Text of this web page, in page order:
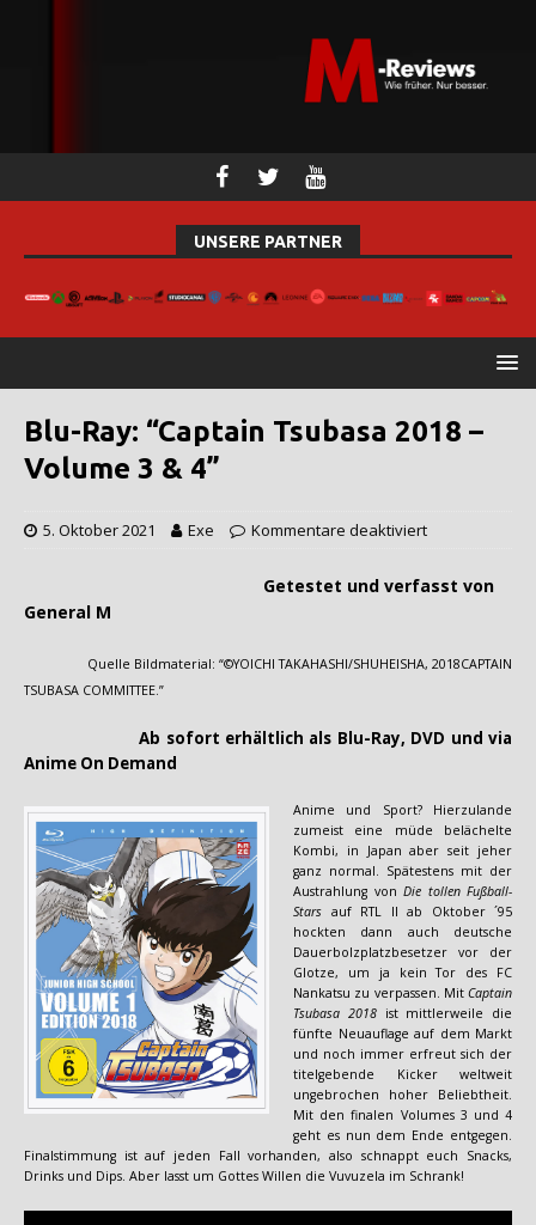
UNSERE PARTNER
Blu-Ray: “Captain Tsubasa 2018 –
Volume 3 & 4”
5. Oktober 2021 Exe Kommentare deaktiviert
Getestet und verfasst von
General M
Quelle Bildmaterial: “©YOICHI TAKAHASHI/SHUHEISHA, 2018CAPTAIN
TSUBASA COMMITTEE.”
Ab sofort erhältlich als Blu-Ray, DVD und via
Anime On Demand
Anime und Sport? Hierzulande
zumeist eine müde belächelte
Kombi, in Japan aber seit jeher
ganz normal. Spätestens mit der
Austrahlung von Die tollen Fußball-
Stars auf RTL II ab Oktober ´95
hockten dann auch deutsche
Dauerbolzplatzbesetzer vor der
Glotze, um ja kein Tor des FC
Nankatsu zu verpassen. Mit Captain
Tsubasa 2018ist mittlerweile die
fünfte Neuauflage auf dem Markt
und noch immer erfreut sich der
titelgebende Kicker weltweit
ungebrochen hoher Beliebtheit.
Mit den finalen Volumes 3 und 4
geht es nun dem Ende entgegen.
Finalstimmung ist auf jeden Fall vorhanden, also schnappt euch Snacks,
Drinks und Dips. Aber lasst um Gottes Willen die Vuvuzela im Schrank!